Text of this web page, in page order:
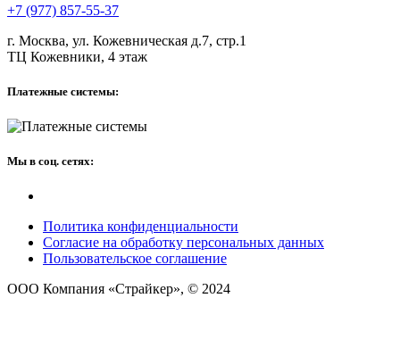
+7 (977) 857-55-37
г. Москва, ул. Кожевническая д.7, стр.1
ТЦ Кожевники, 4 этаж
Платежные системы:
Мы в соц. сетях:
Политика конфиденциальности
Согласие на обработку персональных данных
Пользовательское соглашение
ООО Компания «Страйкер», © 2024